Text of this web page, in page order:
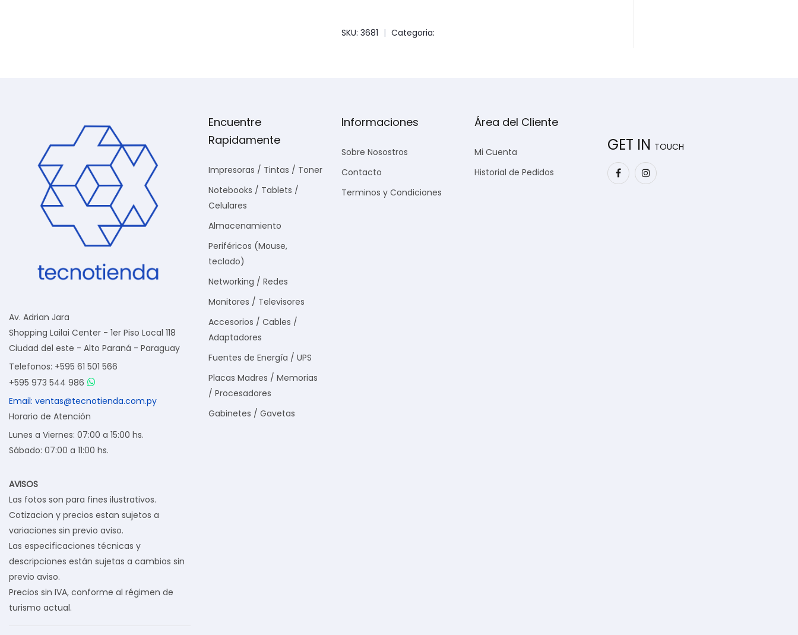
SKU: 3681 | Categoria:
Av. Adrian Jara
Shopping Lailai Center - 1er Piso Local 118
Ciudad del este - Alto Paraná - Paraguay
Telefonos: +595 61 501 566
+595 973 544 986
Email: ventas@tecnotienda.com.py
Horario de Atención
Lunes a Viernes: 07:00 a 15:00 hs.
Sábado: 07:00 a 11:00 hs.
AVISOS
Las fotos son para fines ilustrativos.
Cotizacion y precios estan sujetos a
variaciones sin previo aviso.
Las especificaciones técnicas y
descripciones están sujetas a cambios sin
previo aviso.
Precios sin IVA, conforme al régimen de
turismo actual.
Encuentre
Rapidamente
Impresoras / Tintas / Toner
Notebooks / Tablets /
Celulares
Almacenamiento
Periféricos (Mouse,
teclado)
Networking / Redes
Monitores / Televisores
Accesorios / Cables /
Adaptadores
Fuentes de Energía / UPS
Placas Madres / Memorias
/ Procesadores
Gabinetes / Gavetas
Informaciones
Sobre Nosostros
Contacto
Terminos y Condiciones
Área del Cliente
Mi Cuenta
Historial de Pedidos
GET IN TOUCH